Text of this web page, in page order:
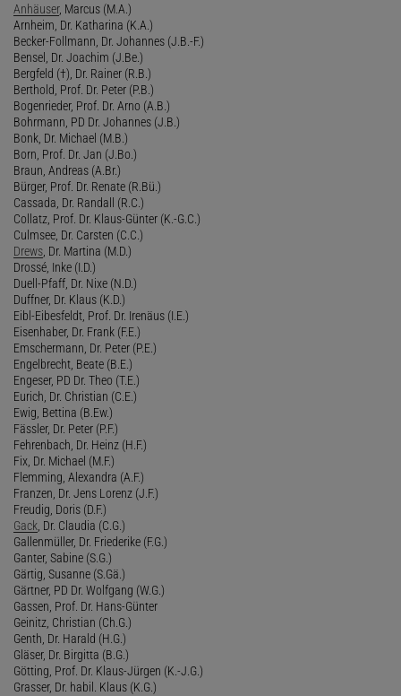
Anhäuser, Marcus (M.A.)
Arnheim, Dr. Katharina (K.A.)
Becker-Follmann, Dr. Johannes (J.B.-F.)
Bensel, Dr. Joachim (J.Be.)
Bergfeld (†), Dr. Rainer (R.B.)
Berthold, Prof. Dr. Peter (P.B.)
Bogenrieder, Prof. Dr. Arno (A.B.)
Bohrmann, PD Dr. Johannes (J.B.)
Bonk, Dr. Michael (M.B.)
Born, Prof. Dr. Jan (J.Bo.)
Braun, Andreas (A.Br.)
Bürger, Prof. Dr. Renate (R.Bü.)
Cassada, Dr. Randall (R.C.)
Collatz, Prof. Dr. Klaus-Günter (K.-G.C.)
Culmsee, Dr. Carsten (C.C.)
Drews , Dr. Martina (M.D.)
Drossé, Inke (I.D.)
Duell-Pfaff, Dr. Nixe (N.D.)
Duffner, Dr. Klaus (K.D.)
Eibl-Eibesfeldt, Prof. Dr. Irenäus (I.E.)
Eisenhaber, Dr. Frank (F.E.)
Emschermann, Dr. Peter (P.E.)
Engelbrecht, Beate (B.E.)
Engeser, PD Dr. Theo (T.E.)
Eurich, Dr. Christian (C.E.)
Ewig, Bettina (B.Ew.)
Fässler, Dr. Peter (P.F.)
Fehrenbach, Dr. Heinz (H.F.)
Fix, Dr. Michael (M.F.)
Flemming, Alexandra (A.F.)
Franzen, Dr. Jens Lorenz (J.F.)
Freudig, Doris (D.F.)
Gack , Dr. Claudia (C.G.)
Gallenmüller, Dr. Friederike (F.G.)
Ganter, Sabine (S.G.)
Gärtig, Susanne (S.Gä.)
Gärtner, PD Dr. Wolfgang (W.G.)
Gassen, Prof. Dr. Hans-Günter
Geinitz, Christian (Ch.G.)
Genth, Dr. Harald (H.G.)
Gläser, Dr. Birgitta (B.G.)
Götting, Prof. Dr. Klaus-Jürgen (K.-J.G.)
Grasser, Dr. habil. Klaus (K.G.)